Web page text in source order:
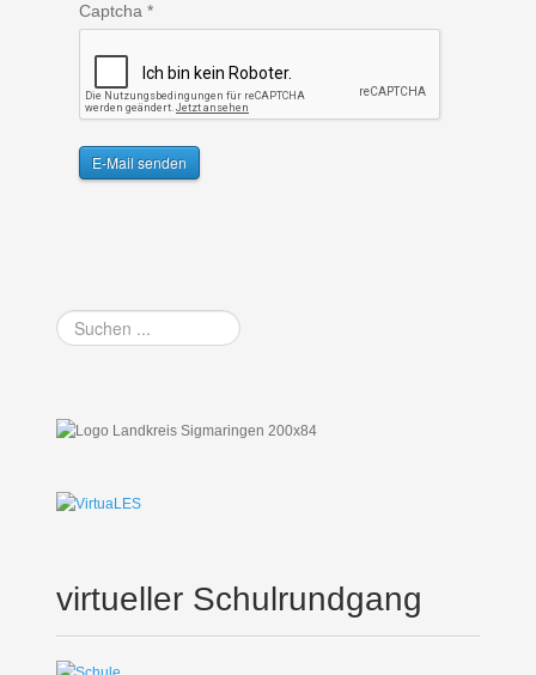
Captcha *
E-Mail senden
Suchen
...
virtueller Schulrundgang